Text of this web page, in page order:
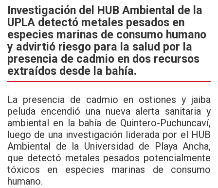
ce
b
o
o
k
tt
er
at
s
A
p
p
Investigación del HUB Ambiental de la
UPLA detectó metales pesados en
especies marinas de consumo humano
y advirtió riesgo para la salud por la
presencia de cadmio en dos recursos
extraídos desde la bahía.
La presencia de cadmio en ostiones y jaiba
peluda encendió una nueva alerta sanitaria y
ambiental en la bahía de Quintero-Puchuncaví,
luego de una investigación liderada por el HUB
Ambiental de la Universidad de Playa Ancha,
que detectó metales pesados potencialmente
tóxicos en especies marinas de consumo
humano.